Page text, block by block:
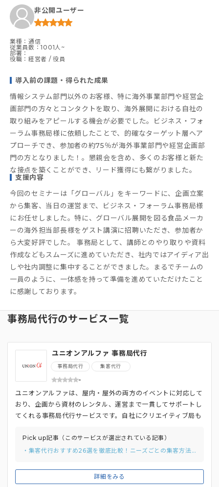
非公開ユーザー
業種：通信
従業員数：1001人~
部署：
役職：経営者 / 役員
導入前の課題・得られた成果
情報システム部門以外のお客様、特に海外事業部門や経営企
画部門の方々とコンタクトを取り、海外展開における自社の
取り組みをアピールする機会が必要でした。ビジネス・フォ
ーラム事務局様に依頼したことで、的確なターゲット層へア
プローチでき、参加者の約75％が海外事業部門や経営企画部
門の方となりました！。懇親会を含め、多くのお客様と新た
な接点を築くことができ、リード獲得にも繋がりました。
支援内容
今回のセミナーは「グローバル」をキーワードに、企画立案
から集客、当日の運営まで、ビジネス・フォーラム事務局様
にお任せしました。特に、グローバル展開を図る食品メーカ
ーの海外担当部長様をゲスト講演に招聘いただき、参加者か
ら大変好評でした。 事務局として、講師とのやり取りや資料
作成などもスムーズに進めていただき、社内ではアイディア出
しや社内調整に集中することができました。まるでチームの
一員のように、一体感を持って準備を進めていただけたこと
に感謝しております。
事務局代行のサービス一覧
ユニオンアルファ 事務局代行
事務局代行 集客代行
-
詳細をみる
ユニオンアルファは、屋内・屋外の両方のイベントに対応して
おり、企画から資材のレンタル、運営まで一貫してサポートし
てくれる事務局代行サービスです。自社にクリエイティブ局も
作成、 映像制作などのクリエイティブにも対応可能です。こ
れまでマラソン大会、eスポーツなどの自主企画イベントをは
申請」業務も依頼することができるので、企画などは自社で行
い、それ以外のノンコア業務のみを依頼し、事務局運営に必要
Pick up記事（このサービスが選出されている記事）
・集客代行おすすめ26選を徹底比較！ニーズごとの集客方法や費用相場、選び方を解説